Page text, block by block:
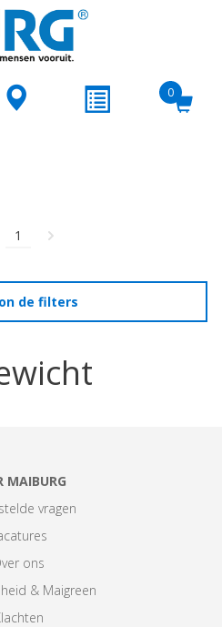
0
1
de filters
MAIBURG
vragen
ons
& Maigreen